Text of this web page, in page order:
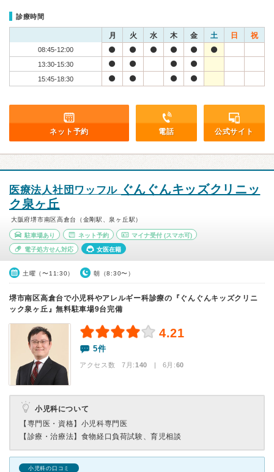
診療時間
月 火 水 木 金 土 日 祝
08:45-12:00
13:30-15:30
15:45-18:30
ネット予約 電話 公式サイト
医療法人社団ワッフル ぐんぐんキッズクリニッ
ク泉ヶ丘
大阪府堺市南区高倉台（金剛駅、泉ヶ丘駅）
駐車場あり ネット予約 マイナ受付 (スマホ可)
電子処方せん対応 女医在籍
土曜（〜11:30） 朝（8:30〜）
堺市南区高倉台で小児科やアレルギー科診療の『ぐんぐんキッズクリニ
ック泉ヶ丘』無料駐車場9台完備
4.21
5件
アクセス数 7月:140 | 6月:60
小児科について
【専門医・資格】 小児科専門医
【診療・治療法】 食物経口負荷試験、育児相談
小児科の口コミ